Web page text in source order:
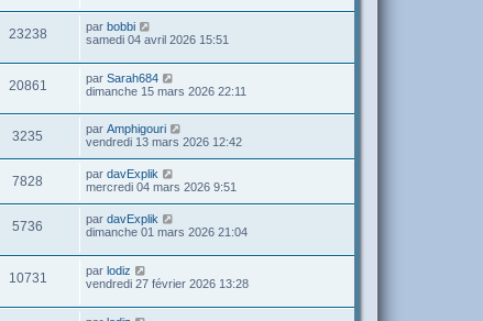
23238 par bobbi
samedi 04 avril 2026 15:51
20861 par Sarah684
dimanche 15 mars 2026 22:11
3235 par Amphigouri
vendredi 13 mars 2026 12:42
7828 par davExplik
mercredi 04 mars 2026 9:51
5736 par davExplik
dimanche 01 mars 2026 21:04
10731 par lodiz
vendredi 27 février 2026 13:28